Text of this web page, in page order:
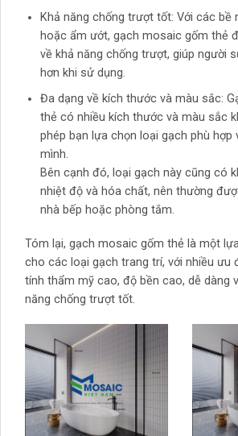
Khả năng chống trượt tốt: Với các
hoặc ẩm ướt, gạch mosaic gốm thẻ
về khả năng chống trượt, giúp người
hơn khi sử dụng.
Đa dạng về kích thước và màu sắc:
thẻ có nhiều kích thước và màu sắc
phép bạn lựa chọn loại gạch phù hợp
mình.
Bên cạnh đó, loại gạch này cũng có
nhiệt độ và hóa chất, nên thường
nhà bếp hoặc phòng tắm.
Tóm lại, gạch mosaic gốm thẻ là một
cho các loại gạch trang trí, với nhiều ưu
tính thẩm mỹ cao, độ bền cao, dễ dàng
năng chống trượt tốt.